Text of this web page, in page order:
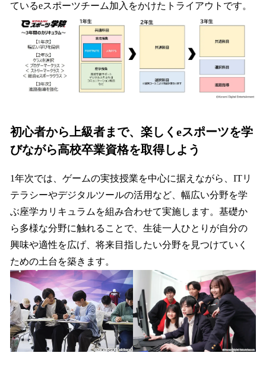
ているeスポーツチーム加入をかけたトライアウトです。
初心者から上級者まで、楽しくeスポーツを学
びながら高校卒業資格を取得しよう
1年次では、ゲームの実技授業を中心に据えながら、ITリ
テラシーやデジタルツールの活用など、幅広い分野を学
ぶ座学カリキュラムを組み合わせて実施します。基礎か
ら多様な分野に触れることで、生徒一人ひとりが自分の
興味や適性を広げ、将来目指したい分野を見つけていく
ための土台を築きます。